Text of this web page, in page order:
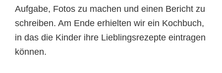
Aufgabe, Fotos zu machen und einen Bericht zu
schreiben. Am Ende erhielten wir ein Kochbuch,
in das die Kinder ihre Lieblingsrezepte eintragen
können.